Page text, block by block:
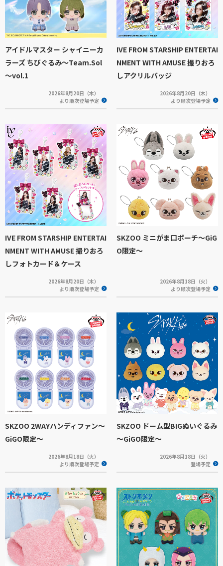
アイドルマスター シャイニーカ
ラーズ ちびぐるみ～Team.Sol
～vol.1
2026年8月20日（木）
より順次登場予定
IVE FROM STARSHIP ENTERTAI
NMENT WITH AMUSE 撮りおろ
しアクリルバッジ
2026年8月20日（木）
より順次登場予定
IVE FROM STARSHIP ENTERTAI
NMENT WITH AMUSE 撮りおろ
しフォトカード＆ケース
2026年8月20日（木）
より順次登場予定
SKZOO ミニがま口ポーチ～GiG
O限定～
2026年8月18日（火）
より順次登場予定
SKZOO 2WAYハンディファン～
GiGO限定～
2026年8月18日（火）
より順次登場予定
SKZOO ドーム型BIGぬいぐるみ
～GiGO限定～
2026年8月18日（火）
登場予定